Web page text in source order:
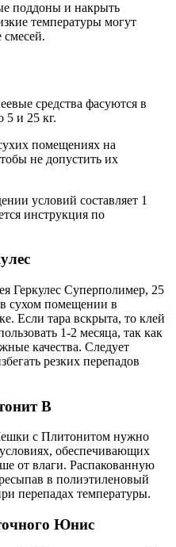
поддоны и накрыть
температуры могут
смесей.
средства фасуются в
5 и 25 кг.
помещениях на
не допустить их
условий составляет 1
инструкция по
Геркулес Суперполимер, 25
в сухом помещении в
Если тара вскрыта, то клей
1-2 месяца, так как
качества. Следует
резких перепадов
В
с Плитонитом нужно
обеспечивающих
от влаги. Распакованную
в полиэтиленовый
перепадах температуры.
Юнис